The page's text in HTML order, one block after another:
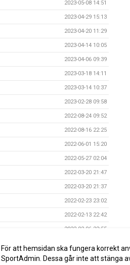
2023-05-08 14:51
2023-04-29 15:13
2023-04-20 11:29
2023-04-14 10:05
2023-04-06 09:39
2023-03-18 14:11
2023-03-14 10:37
2023-02-28 09:58
2022-08-24 09:52
2022-08-16 22:25
2022-06-01 15:20
2022-05-27 02:04
2022-03-20 21:47
2022-03-20 21:37
2022-02-23 23:02
2022-02-13 22:42
2022-02-06 22:55
2022-02-06 22:44
För att hemsidan ska fungera korrekt
SportAdmin. Dessa går inte att stänga